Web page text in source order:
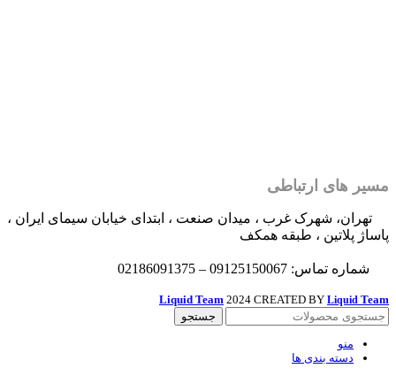
مسیر های ارتباطی
تهران، شهرک غرب ، میدان صنعت ، ابتدای خیابان سیمای ایران ،
پاساژ پلاتین ، طبقه همکف
شماره تماس: 09125150067 – 02186091375
Liquid Team 2024 CREATED BY Liquid Team
جستجو
منو
دسته بندی ها